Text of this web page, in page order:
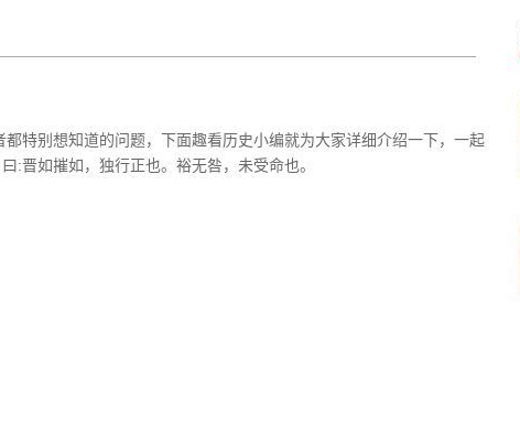
特别想知道的问题，下面趣看历史小编就为大家详细介绍一下，一起
晋如摧如，独行正也。裕无咎，未受命也。